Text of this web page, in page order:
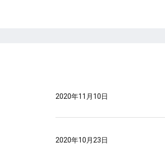
2020年11月10日
2020年10月23日